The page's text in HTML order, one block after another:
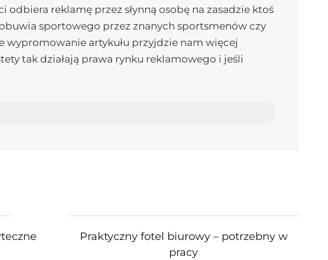
reklamę przez słynną osobę na zasadzie ktoś
sportowego przez znanych sportsmenów czy
wypromowanie artykułu przyjdzie nam więcej
tak działają prawa rynku reklamowego i jeśli
Praktyczny fotel biurowy – potrzebny w
pracy